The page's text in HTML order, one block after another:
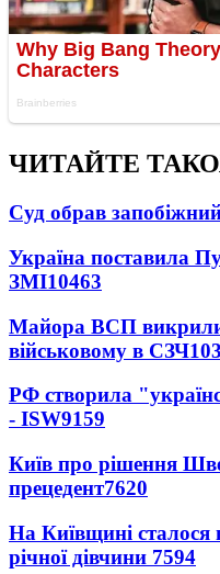
ЧИТАЙТЕ
Суд обрав
Україна поставила
ЗМІ10463
Майора ВСП
військовому в СЗЧ
РФ створила
- ISW9159
Київ про рішення
прецедент7620
На Київщині сталося
річної дівчини 7594